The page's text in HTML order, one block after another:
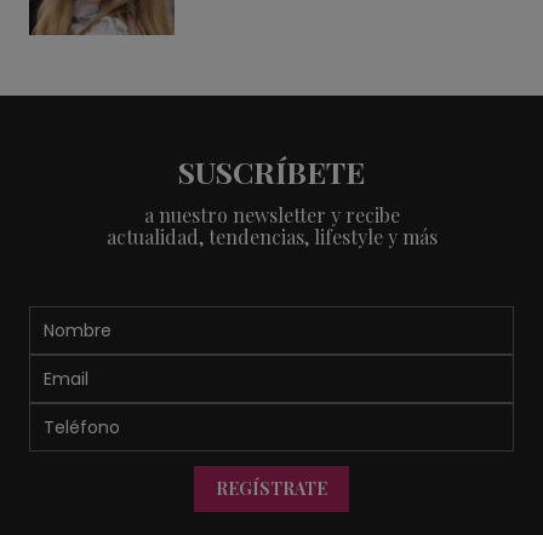
SUSCRÍBETE
a nuestro newsletter y recibe
actualidad, tendencias, lifestyle y más
REGÍSTRATE